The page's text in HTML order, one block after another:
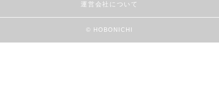
運営会社について
© HOBONICHI